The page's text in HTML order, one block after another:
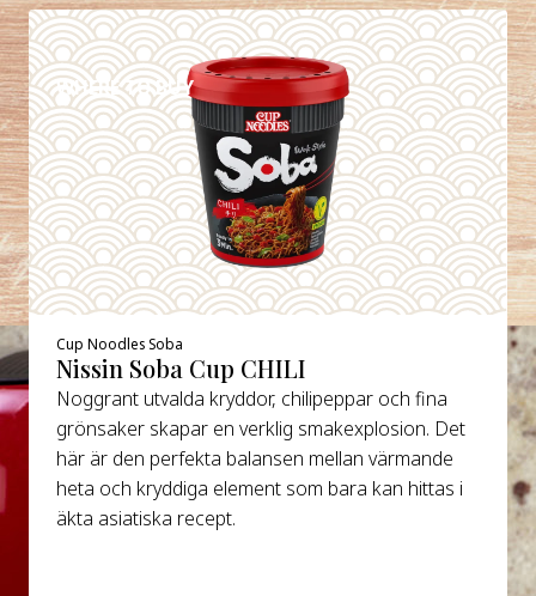
WHERE TO BUY
DETAILS
Cup Noodles Soba
Nissin Soba Cup CHILI
Noggrant utvalda kryddor, chilipeppar och fina
grönsaker skapar en verklig smakexplosion. Det
här är den perfekta balansen mellan värmande
heta och kryddiga element som bara kan hittas i
äkta asiatiska recept.